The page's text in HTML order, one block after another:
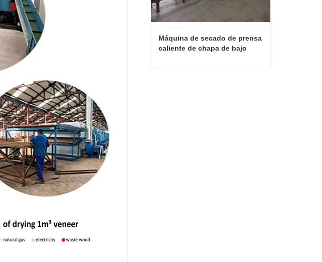
Máquina de secado de prensa
caliente de chapa de bajo